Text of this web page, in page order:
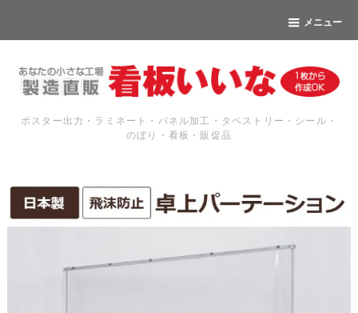
メニュー
ポスター出力・ラミネート・パネル加工・タペストリー・シール・
のぼり・看板・販促品